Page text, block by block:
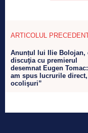
ARTICOLUL
Anunțul lui Ilie Bolojan,
discuţia cu premierul
desemnat Eugen
am spus lucrurile
ocolişuri”